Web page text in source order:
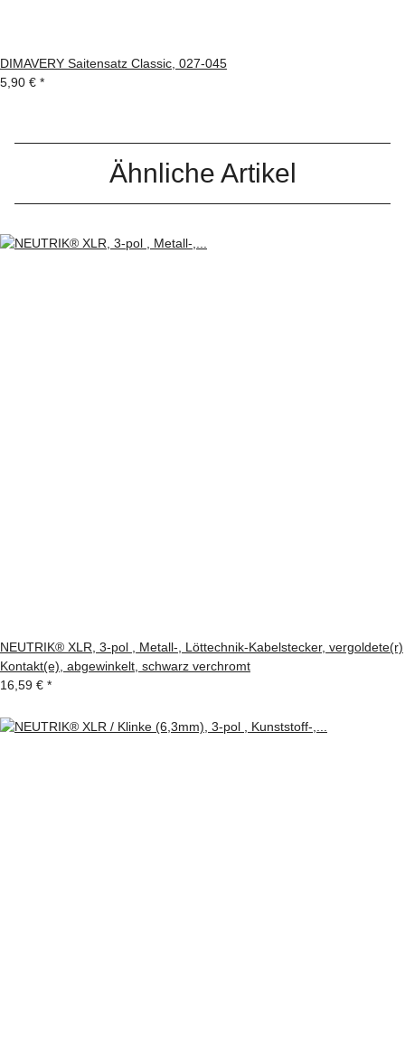
DIMAVERY Saitensatz Classic, 027-045
5,90 € *
Ähnliche Artikel
NEUTRIK® XLR, 3-pol , Metall-, Löttechnik-Kabelstecker, vergoldete(r)
Kontakt(e), abgewinkelt, schwarz verchromt
16,59 € *